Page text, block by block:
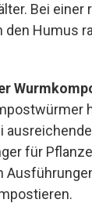
Bei
den Humus
für